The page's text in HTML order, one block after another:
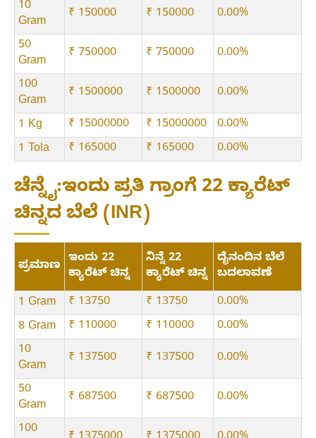
10
Gram
₹ 150000 ₹ 150000 0.00%
50
Gram
₹ 750000 ₹ 750000 0.00%
100
Gram
₹ 1500000 ₹ 1500000 0.00%
1 Kg ₹ 15000000 ₹ 15000000
0.00%
1 Tola
₹ 165000 ₹ 165000 0.00%
ಚೆನ್ನೈ:ಇಂದು ಪ್ರತಿ ಗ್ರಾಂಗೆ 22 ಕ್ಯಾರೆಟ್
ಚಿನ್ನದ ಬೆಲೆ (INR)
ಪ್ರಮಾಣ ಇಂದು 22
ಕ್ಯಾರೆಟ್ ಚಿನ್ನ
ನಿನ್ನೆ 22
ಕ್ಯಾರೆಟ್ ಚಿನ್ನ
ದೈನಂದಿನ ಬೆಲೆ
ಬದಲಾವಣೆ
1 Gram
₹ 13750 ₹ 13750
0.00%
8 Gram
₹ 110000 ₹ 110000
0.00%
10
Gram
₹ 137500 ₹ 137500 0.00%
50
Gram
₹ 687500 ₹ 687500 0.00%
100